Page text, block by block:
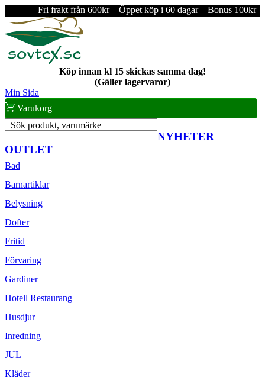
Fri frakt från 600kr Öppet köp i 60 dagar Bonus 100kr
Köp innan kl 15 skickas samma dag!
(Gäller lagervaror)
Min Sida
Varukorg
Sök produkt, varumärke
NYHETER
OUTLET
Bad
Barnartiklar
Belysning
Dofter
Fritid
Förvaring
Gardiner
Hotell Restaurang
Husdjur
Inredning
JUL
Kläder